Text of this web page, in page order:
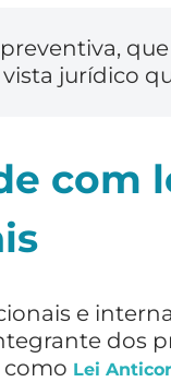
jurídico
com
e
dos
como Lei